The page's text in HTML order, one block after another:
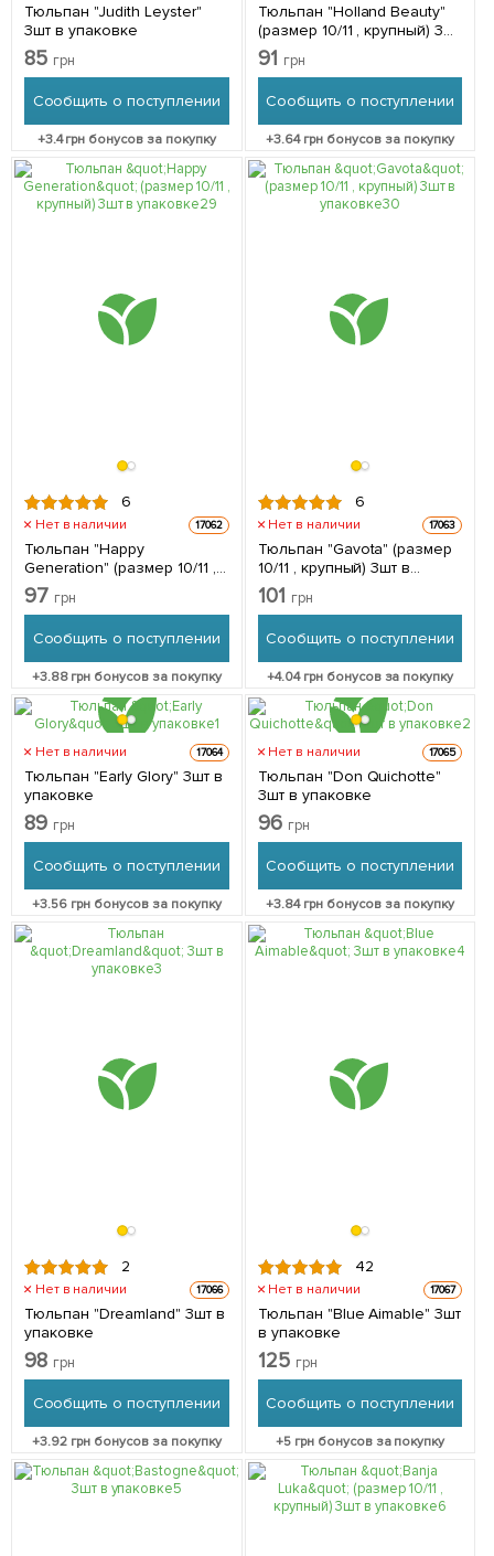
Тюльпан "Judith Leyster"
3шт в упаковке
85 грн
Сообщить о поступлении
+3.4грн бонусов за покупку
Тюльпан "Holland Beauty"
(размер 10/11 , крупный) 3шт
в упаковке
91 грн
Сообщить о поступлении
+3.64грн бонусов за покупку
6
Нет в наличии 17062
Тюльпан "Happy
Generation" (размер 10/11 ,
крупный) 3шт в упаковке
97 грн
Сообщить о поступлении
+3.88грн бонусов за покупку
6
Нет в наличии 17063
Тюльпан "Gavota" (размер
10/11 , крупный) 3шт в
упаковке
101 грн
Сообщить о поступлении
+4.04грн бонусов за покупку
Нет в наличии 17064
Тюльпан "Early Glory" 3шт в
упаковке
89 грн
Сообщить о поступлении
+3.56 грн бонусов за покупку
Нет в наличии 17065
Тюльпан "Don Quichotte"
3шт в упаковке
96 грн
Сообщить о поступлении
+3.84грн бонусов за покупку
2
Нет в наличии 17066
Тюльпан "Dreamland" 3шт в
упаковке
98 грн
Сообщить о поступлении
+3.92 грн бонусов за покупку
42
Нет в наличии 17067
Тюльпан "Blue Aimable" 3шт
в упаковке
125 грн
Сообщить о поступлении
+5грн бонусов за покупку